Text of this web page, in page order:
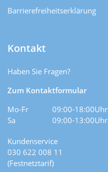
Barrierefreiheitserklärung
Kontakt
Haben Sie Fragen?
Zum Kontaktformular
Mo-Fr
09:00-18:00Uhr
Sa
09:00-13:00Uhr
Kundenservice
030 622 008 11
(Festnetztarif)